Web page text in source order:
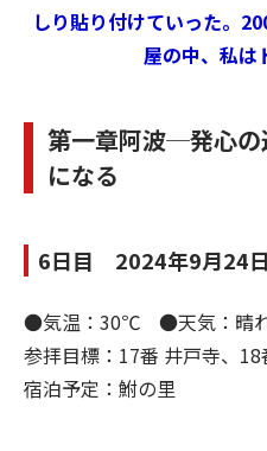
しり貼り付けていった。
屋の中、私
第一章阿波─発心の
になる
6日目 2024年9月24日
●気温：30℃ ●天気：
参拝目標：17番 井戸寺、
宿泊予定：鮒の里